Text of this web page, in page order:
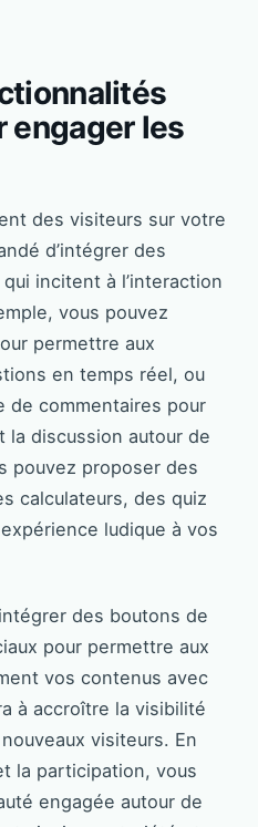
engager les
des visiteurs sur votre
d’intégrer des
incitent à l’interaction
vous pouvez
permettre aux
en temps réel, ou
de commentaires pour
la discussion autour de
pouvez proposer des
calculateurs, des quiz
ludique à vos
des boutons de
pour permettre aux
vos contenus avec
à accroître la visibilité
visiteurs. En
la participation, vous
engagée autour de